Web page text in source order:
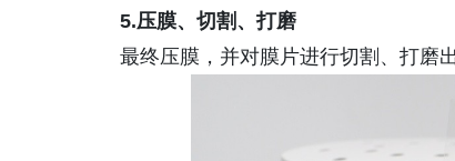
5.压膜、切割、打磨
最终压膜，并对膜片进行切割、打磨